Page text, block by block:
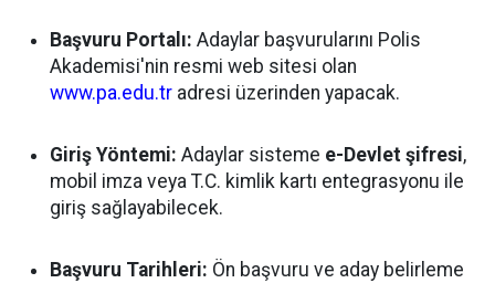
Başvuru Portalı: Adaylar başvurularını Polis
Akademisi'nin resmi web sitesi olan
www.pa.edu.tr adresi üzerinden yapacak.
Giriş Yöntemi: Adaylar sisteme e-Devlet şifresi,
mobil imza veya T.C. kimlik kartı entegrasyonu ile
giriş sağlayabilecek.
Başvuru Tarihleri: Ön başvuru ve aday belirleme